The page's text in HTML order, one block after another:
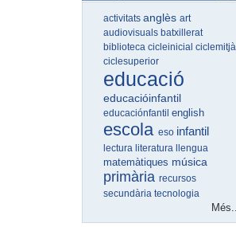
activitatsanglèsart
audiovisualsbatxillerat
bibliotecacicleinicialciclemitjà
ciclesuperior
educació
educacióinfantil
educaciónfantilenglish
escolaeso infantil
lecturaliteraturallengua
matemàtiques música
primàriarecursos
secundàriatecnologia
Més...